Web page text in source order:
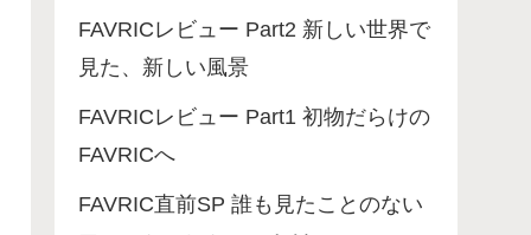
FAVRICレビュー Part2 新しい世界で
見た、新しい風景
FAVRICレビュー Part1 初物だらけの
FAVRICへ
FAVRIC直前SP 誰も見たことのない